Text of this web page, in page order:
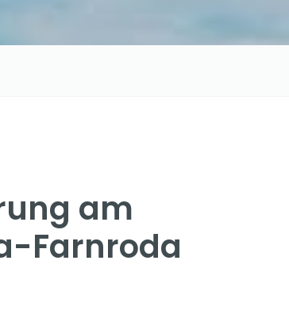
am
Farnroda